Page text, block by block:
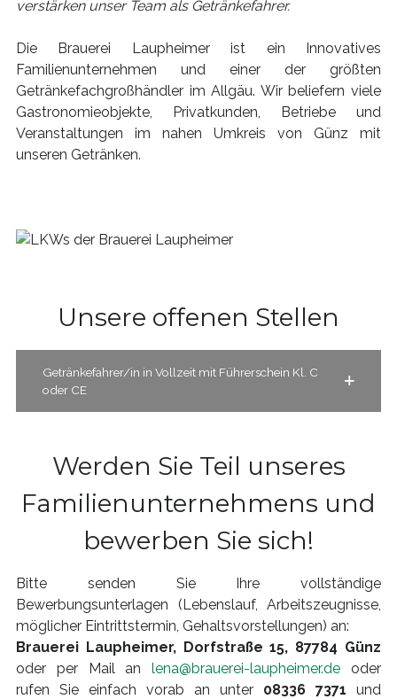
verstärken unser Team als Getränkefahrer.
Die Brauerei Laupheimer ist ein Innovatives
Familienunternehmen und einer der größten
Getränkefachgroßhändler im Allgäu. Wir beliefern viele
Gastronomieobjekte, Privatkunden, Betriebe und
Veranstaltungen im nahen Umkreis von Günz mit
unseren Getränken.
Unsere offenen Stellen
Getränkefahrer/in in Vollzeit mit Führerschein Kl. C
oder CE
Werden Sie Teil unseres
Familienunternehmens und
bewerben Sie sich!
Bitte senden Sie Ihre vollständige
Bewerbungsunterlagen (Lebenslauf, Arbeitszeugnisse,
möglicher Eintrittstermin, Gehaltsvorstellungen) an:
Brauerei Laupheimer, Dorfstraße 15, 87784 Günz
oder per Mail anlena@brauerei-laupheimer.de oder
rufen Sie einfach vorab an unter 08336 7371 und